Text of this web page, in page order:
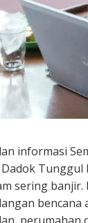
informasi
sering
bencana